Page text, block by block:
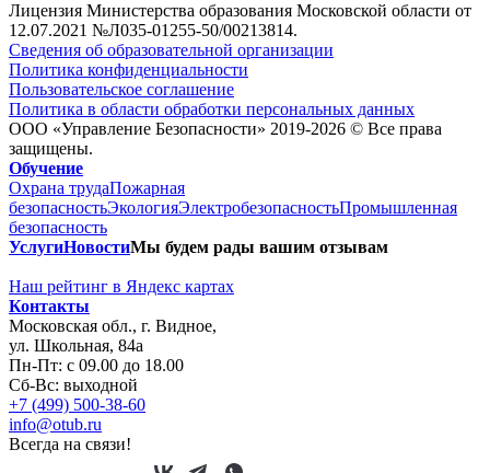
Лицензия Министерства образования Московской области от
12.07.2021 №Л035-01255-50/00213814.
Сведения об образовательной организации
Политика конфиденциальности
Пользовательское соглашение
Политика в области обработки персональных данных
ООО «Управление Безопасности» 2019-2026 © Все права
защищены.
Обучение
Охрана трудаПожарная
безопасностьЭкологияЭлектробезопасностьПромышленная
безопасность
УслугиНовостиМы будем рады вашим отзывам
Наш рейтинг в Яндекс картах
Контакты
Московская обл., г. Видное,
ул. Школьная, 84а
Пн-Пт: с 09.00 до 18.00
Сб-Вс: выходной
+7 (499) 500-38-60
info@otub.ru
Всегда на связи!